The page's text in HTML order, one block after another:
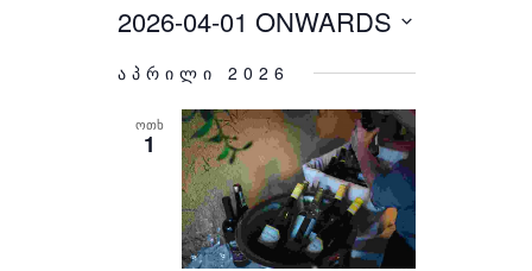
Views
Navigation
Navigation
2026-04-01 ONWARDS
Select
აპრილი 2026
ᲝᲗᲮ
1